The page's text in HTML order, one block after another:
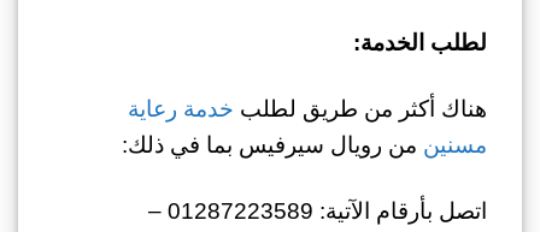
لطلب الخدمة:
هناك أكثر من طريق لطلب خدمة رعاية
مسنين من رويال سيرفيس بما في ذلك:
اتصل بأرقام الآتية: 01287223589 –